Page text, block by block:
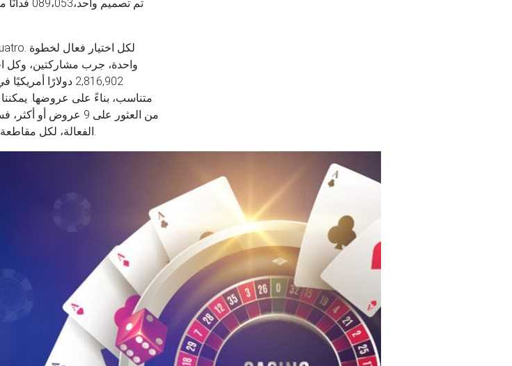
2,816,902
من العثور على 9
الفعالة، لكل مقاطعة تعوض عن عملية تحويل الحلول وعمليات التحقق من الصحة بشكل منفصل.